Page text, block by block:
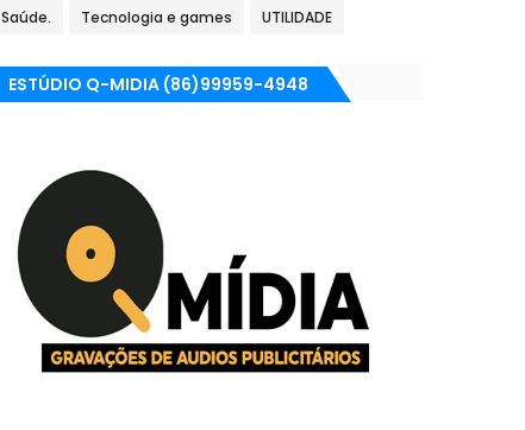
Saúde. Tecnologia e games UTILIDADE
ESTÚDIO Q-MIDIA (86)99959-4948